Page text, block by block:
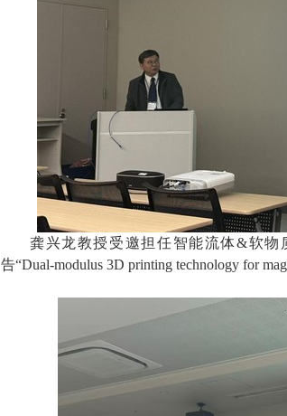
龚兴龙教授受邀担任智能流体&软物
告“Dual-modulus 3D printing technology for